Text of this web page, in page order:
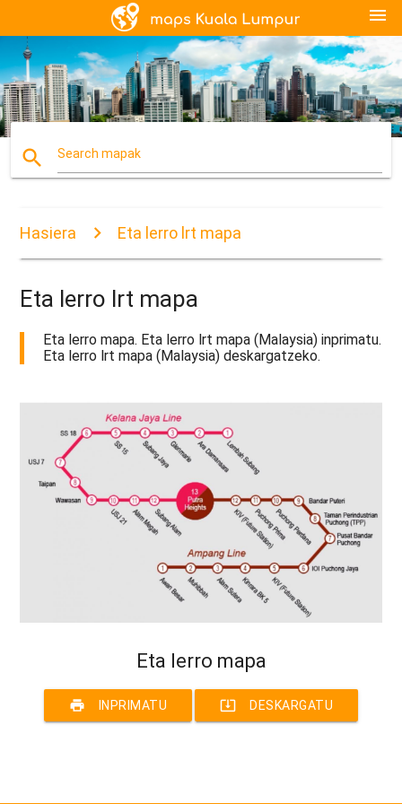
menu
search Search mapak
Hasiera Eta lerro lrt mapa
Eta lerro lrt mapa
Eta lerro mapa. Eta lerro lrt mapa (Malaysia) inprimatu.
Eta lerro lrt mapa (Malaysia) deskargatzeko.
Eta lerro mapa
print INPRIMATU system_update_alt DESKARGATU